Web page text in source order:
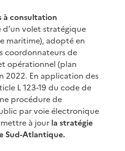
à consultation
d’un volet stratégique
maritime), adopté en
coordonnateurs de
opérationnel (plan
2022. En application des
L 123-19 du code de
procédure de
par voie électronique
à jour la stratégie
Sud-Atlantique.